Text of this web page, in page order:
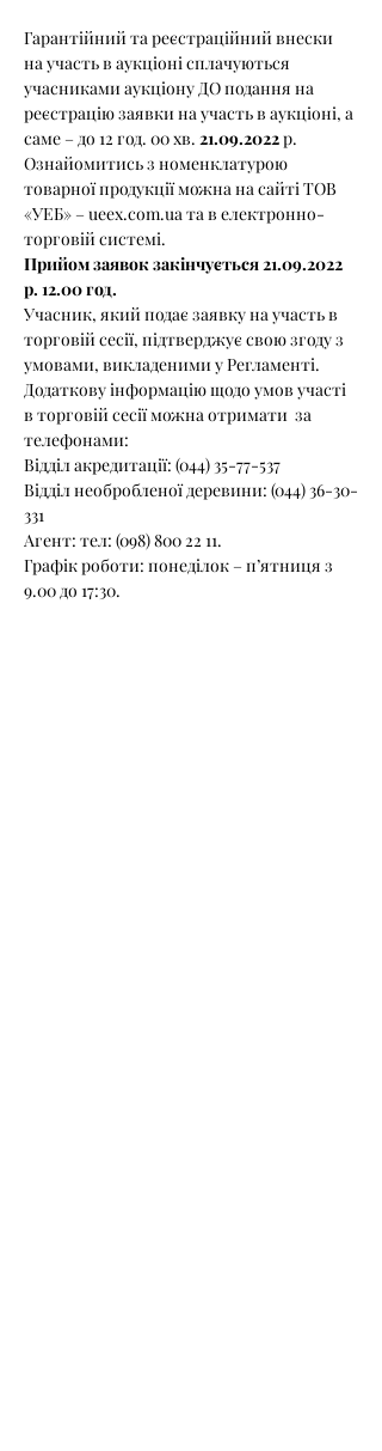
Гарантійний та реєстраційний внески
на участь в аукціоні сплачуються
учасниками аукціону ДО подання на
реєстрацію заявки на участь в аукціоні, а
саме – до 12 год. 00 хв. 21.09.2022 р.
Ознайомитись з номенклатурою
товарної продукції можна на сайті ТОВ
«УЕБ» – ueex.com.ua та в електронно-
торговій системі.
Прийом заявок закінчується 21.09.2022
р. 12.00 год.
Учасник, який подає заявку на участь в
торговій сесії, підтверджує свою згоду з
умовами, викладеними у Регламенті.
Додаткову інформацію щодо умов участі
в торговій сесії можна отримати  за
телефонами:
Відділ акредитації: (044) 35-77-537
Відділ необробленої деревини: (044) 36-30-
331
Агент: тел: (098) 800 22 11.
Графік роботи: понеділок – п’ятниця з
9.00 до 17:30.